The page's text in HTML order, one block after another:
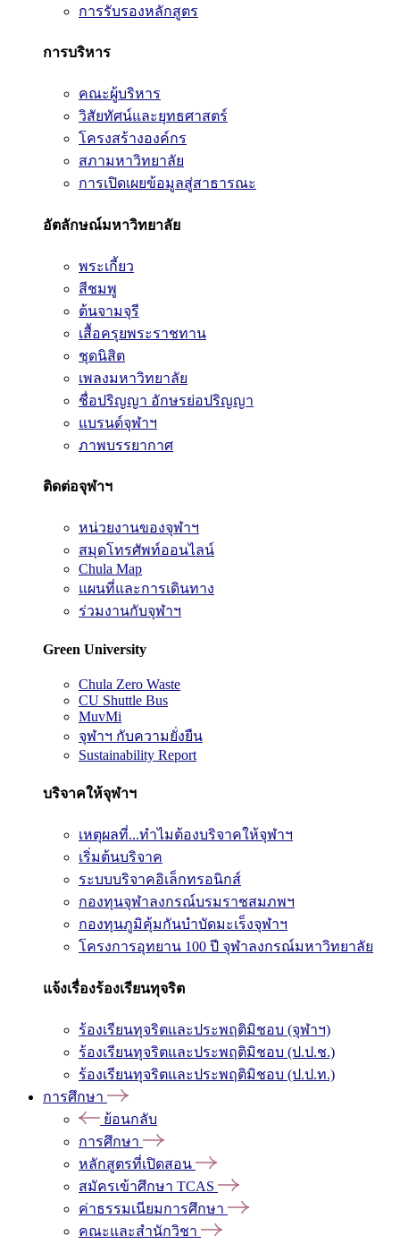
การรับรองหลักสูตร
การบริหาร
คณะผู้บริหาร
วิสัยทัศน์และยุทธศาสตร์
โครงสร้างองค์กร
สภามหาวิทยาลัย
การเปิดเผยข้อมูลสู่สาธารณะ
อัตลักษณ์มหาวิทยาลัย
พระเกี้ยว
สีชมพู
ต้นจามจุรี
เสื้อครุยพระราชทาน
ชุดนิสิต
เพลงมหาวิทยาลัย
ชื่อปริญญา อักษรย่อปริญญา
แบรนด์จุฬาฯ
ภาพบรรยากาศ
ติดต่อจุฬาฯ
หน่วยงานของจุฬาฯ
สมุดโทรศัพท์ออนไลน์
Chula Map
แผนที่และการเดินทาง
ร่วมงานกับจุฬาฯ
Green University
Chula Zero Waste
CU Shuttle Bus
MuvMi
จุฬาฯ กับความยั่งยืน
Sustainability Report
บริจาคให้จุฬาฯ
เหตุผลที่...ทำไมต้องบริจาคให้จุฬาฯ
เริ่มต้นบริจาค
ระบบบริจาคอิเล็กทรอนิกส์
กองทุนจุฬาลงกรณ์บรมราชสมภพฯ
กองทุนภูมิคุ้มกันบำบัดมะเร็งจุฬาฯ
โครงการอุทยาน 100 ปี จุฬาลงกรณ์มหาวิทยาลัย
แจ้งเรื่องร้องเรียนทุจริต
ร้องเรียนทุจริตและประพฤติมิชอบ (จุฬาฯ)
ร้องเรียนทุจริตและประพฤติมิชอบ (ป.ป.ช.)
ร้องเรียนทุจริตและประพฤติมิชอบ (ป.ป.ท.)
การศึกษา
ย้อนกลับ
การศึกษา
หลักสูตรที่เปิดสอน
สมัครเข้าศึกษา TCAS
ค่าธรรมเนียมการศึกษา
คณะและสำนักวิชา